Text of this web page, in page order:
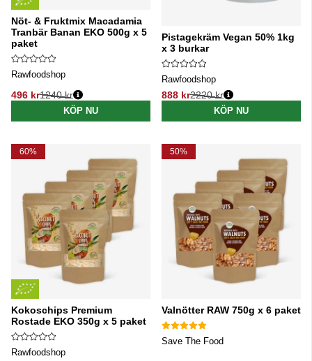
Nöt- & Fruktmix Macadamia
Tranbär Banan EKO 500g x 5
paket
Rawfoodshop
496 kr
Ordinarie pris:
1240 kr
KÖP NU
Pistagekräm Vegan 50% 1kg
x 3 burkar
Rawfoodshop
888 kr
Ordinarie pris:
2220 kr
KÖP NU
60%
Kokoschips Premium
Rostade EKO 350g x 5 paket
Rawfoodshop
50%
Valnötter RAW 750g x 6 paket
Save The Food